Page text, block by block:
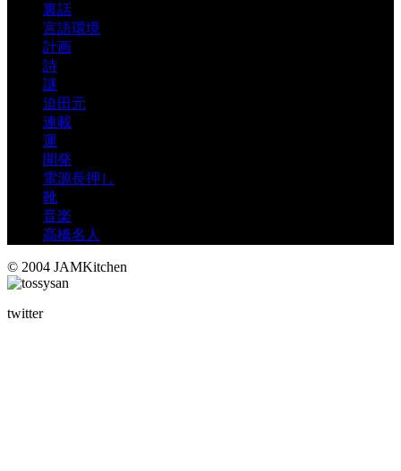
裏話
言語環境
計画
詩
謎
迫田元
連載
運
開発
電源長押し
靴
音楽
高橋名人
© 2004 JAMKitchen
twitter